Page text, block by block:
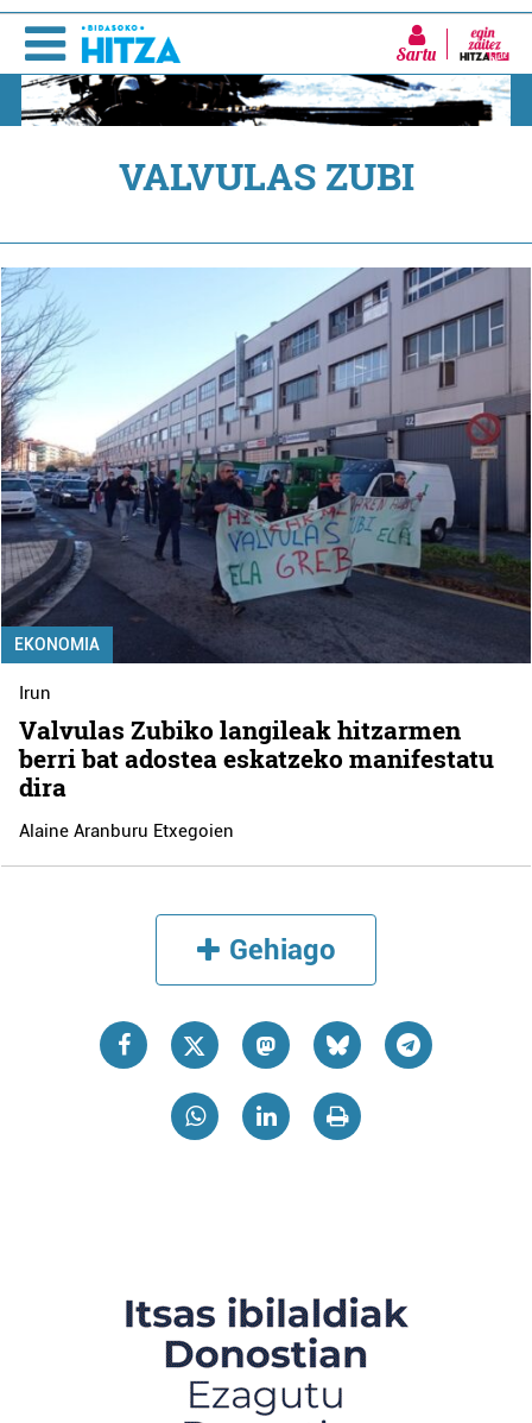
Sartu
VALVULAS ZUBI
EKONOMIA
Irun
Valvulas Zubiko langileak hitzarmen
berri bat adostea eskatzeko manifestatu
dira
Alaine Aranburu Etxegoien
Gehiago